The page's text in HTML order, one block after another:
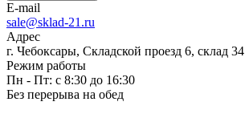
E-mail
sale@sklad-21.ru
Адрес
г. Чебоксары, Складской проезд 6, склад 34
Режим работы
Пн - Пт: с 8:30 до 16:30
Без перерыва на обед